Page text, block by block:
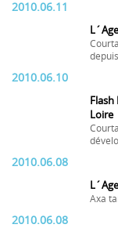
2010.06.11
2010.06.10
Loire
2010.06.08
Axa
2010.06.08